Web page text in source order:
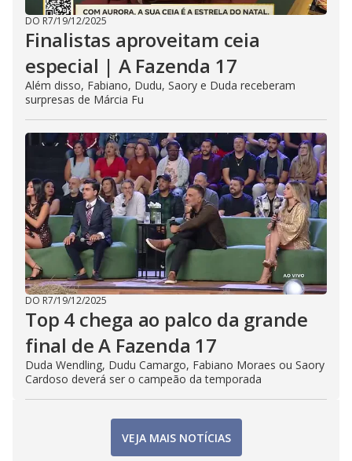
DO R7/19/12/2025
Finalistas aproveitam ceia
especial | A Fazenda 17
Além disso, Fabiano, Dudu, Saory e Duda receberam
surpresas de Márcia Fu
DO R7/19/12/2025
Top 4 chega ao palco da grande
final de A Fazenda 17
Duda Wendling, Dudu Camargo, Fabiano Moraes ou Saory
Cardoso deverá ser o campeão da temporada
VEJA MAIS NOTÍCIAS